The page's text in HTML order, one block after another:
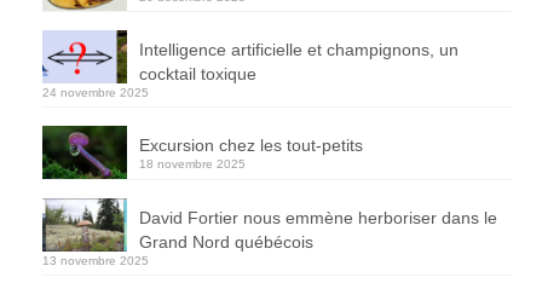
Intelligence artificielle et champignons, un
cocktail toxique
24 novembre 2025
Excursion chez les tout-petits
18 novembre 2025
David Fortier nous emmène herboriser dans le
Grand Nord québécois
13 novembre 2025